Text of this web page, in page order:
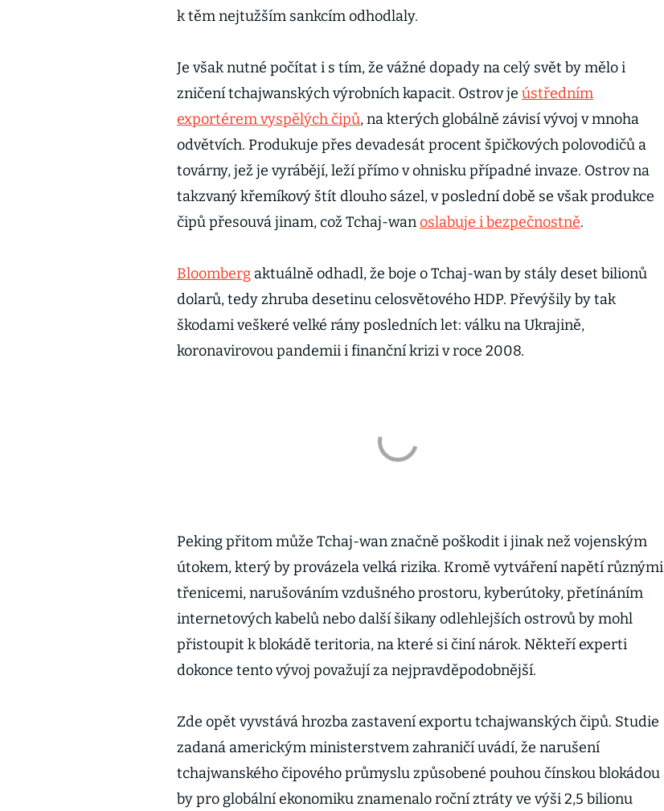
k těm nejtužším sankcím odhodlaly.
Je však nutné počítat i s tím, že vážné dopady na celý svět by mělo i
zničení tchajwanských výrobních kapacit. Ostrov je ústředním
exportérem vyspělých čipů, na kterých globálně závisí vývoj v mnoha
odvětvích. Produkuje přes devadesát procent špičkových polovodičů a
továrny, jež je vyrábějí, leží přímo v ohnisku případné invaze. Ostrov na
takzvaný křemíkový štít dlouho sázel, v poslední době se však produkce
čipů přesouvá jinam, což Tchaj-wanoslabuje i bezpečnostně.
Bloomberg aktuálně odhadl, že boje o Tchaj-wan by stály deset bilionů
dolarů, tedy zhruba desetinu celosvětového HDP. Převýšily by tak
škodami veškeré velké rány posledních let: válku na Ukrajině,
koronavirovou pandemii i finanční krizi v roce 2008.
Peking přitom může Tchaj-wan značně poškodit i jinak než vojenským
útokem, který by provázela velká rizika. Kromě vytváření napětí různými
třenicemi, narušováním vzdušného prostoru, kyberútoky, přetínáním
internetových kabelů nebo další šikany odlehlejších ostrovů by mohl
přistoupit k blokádě teritoria, na které si činí nárok. Někteří experti
dokonce tento vývoj považují za nejpravděpodobnější.
Zde opět vyvstává hrozba zastavení exportu tchajwanských čipů. Studie
zadaná americkým ministerstvem zahraničí uvádí, že narušení
tchajwanského čipového průmyslu způsobené pouhou čínskou blokádou
by pro globální ekonomiku znamenalo roční ztráty ve výši 2,5 bilionu